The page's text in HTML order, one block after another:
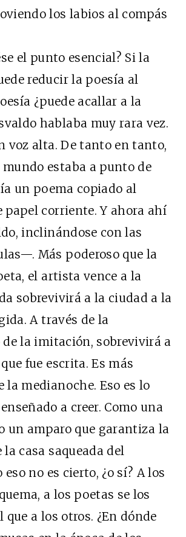
los labios al compás
el punto esencial? Si la
reducir la poesía al
¿puede acallar a la
hablaba muy rara vez.
voz alta. De tanto en tanto,
estaba a punto de
un poema copiado al
papel corriente. Y ahora ahí
inclinándose con las
Más poderoso que la
el artista vence a la
sobrevivirá a la ciudad a la
A través de la
la imitación, sobrevivirá a
fue escrita. Es más
la medianoche. Eso es lo
a creer. Como una
un amparo que garantiza la
casa saqueada del
eso no es cierto, ¿o sí? A los
a los poetas se los
a los otros. ¿En dónde